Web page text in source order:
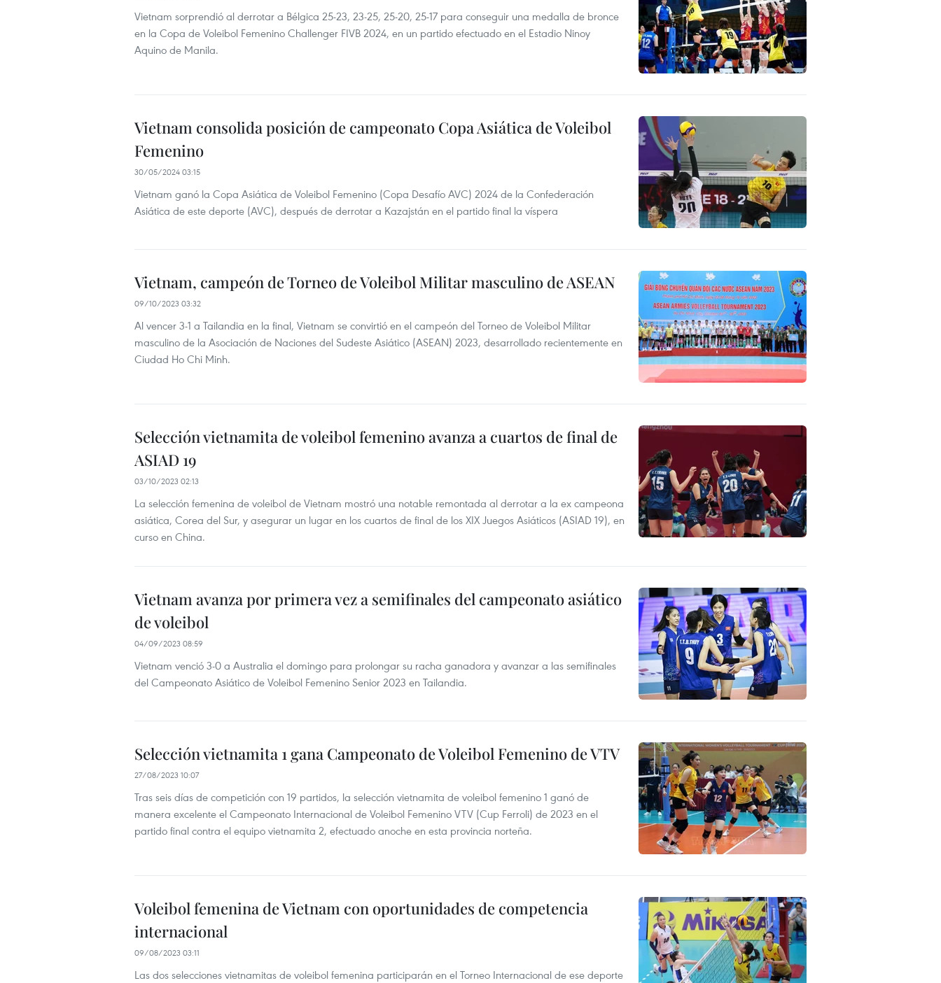
Vietnam sorprendió al derrotar a Bélgica 25-23, 23-25, 25-20, 25-17 para conseguir una medalla de bronce
en la Copa de Voleibol Femenino Challenger FIVB 2024, en un partido efectuado en el Estadio Ninoy
Aquino de Manila.
Vietnam consolida posición de campeonato Copa Asiática de Voleibol
Femenino
30/05/2024 03:15
Vietnam ganó la Copa Asiática de Voleibol Femenino (Copa Desafío AVC) 2024 de la Confederación
Asiática de este deporte (AVC), después de derrotar a Kazajstán en el partido final la víspera
Vietnam, campeón de Torneo de Voleibol Militar masculino de ASEAN
09/10/2023 03:32
Al vencer 3-1 a Tailandia en la final, Vietnam se convirtió en el campeón del Torneo de Voleibol Militar
masculino de la Asociación de Naciones del Sudeste Asiático (ASEAN) 2023, desarrollado recientemente en
Ciudad Ho Chi Minh.
Selección vietnamita de voleibol femenino avanza a cuartos de final de
ASIAD 19
03/10/2023 02:13
La selección femenina de voleibol de Vietnam mostró una notable remontada al derrotar a la ex campeona
asiática, Corea del Sur, y asegurar un lugar en los cuartos de final de los XIX Juegos Asiáticos (ASIAD 19), en
curso en China.
Vietnam avanza por primera vez a semifinales del campeonato asiático
de voleibol
04/09/2023 08:59
Vietnam venció 3-0 a Australia el domingo para prolongar su racha ganadora y avanzar a las semifinales
del Campeonato Asiático de Voleibol Femenino Senior 2023 en Tailandia.
Selección vietnamita 1 gana Campeonato de Voleibol Femenino de VTV
27/08/2023 10:07
Tras seis días de competición con 19 partidos, la selección vietnamita de voleibol femenino 1 ganó de
manera excelente el Campeonato Internacional de Voleibol Femenino VTV (Cup Ferroli) de 2023 en el
partido final contra el equipo vietnamita 2, efectuado anoche en esta provincia norteña.
Voleibol femenina de Vietnam con oportunidades de competencia
internacional
09/08/2023 03:11
Las dos selecciones vietnamitas de voleibol femenina participarán en el Torneo Internacional de ese deporte